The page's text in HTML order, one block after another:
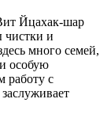
Йцахак-шар
чистки и
много семей,
особую
работу с